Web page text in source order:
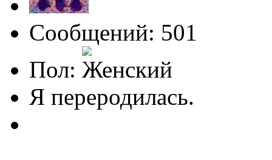
Сообщений: 501
Пол:
Я переродилась.